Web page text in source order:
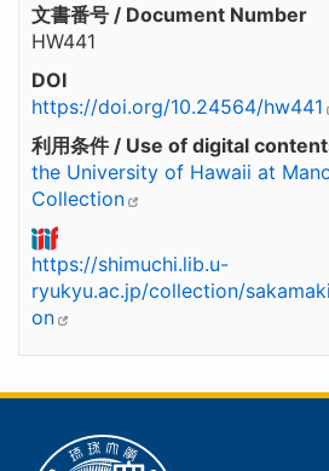
文書番号 / Document Number
HW441
DOI
https://doi.org/10.24564/hw441
利用条件 / Use of digital
the University of Hawaii at
Collection
https://shimuchi.lib.u-
ryukyu.ac.jp/collection/
on